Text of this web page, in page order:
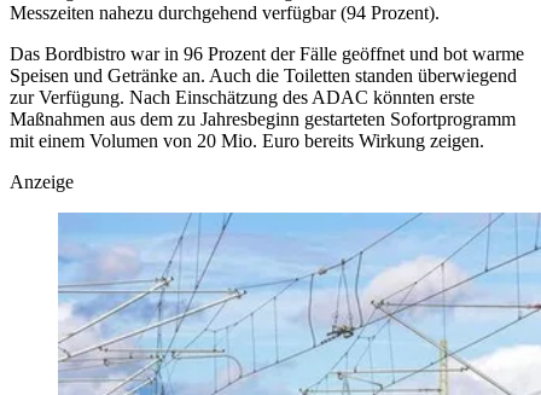
Messzeiten nahezu durchgehend verfügbar (94 Prozent).
Das Bordbistro war in 96 Prozent der Fälle geöffnet und bot warme
Speisen und Getränke an. Auch die Toiletten standen überwiegend
zur Verfügung. Nach Einschätzung des ADAC könnten erste
Maßnahmen aus dem zu Jahresbeginn gestarteten Sofortprogramm
mit einem Volumen von 20 Mio. Euro bereits Wirkung zeigen.
Anzeige